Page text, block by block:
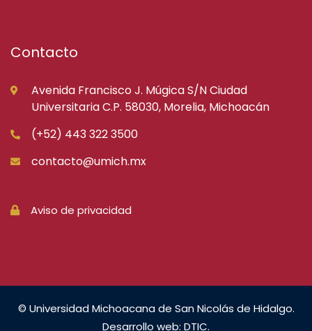
Contacto
Avenida Francisco J. Múgica S/N Ciudad
Universitaria C.P. 58030, Morelia, Michoacán
(+52) 443 322 3500
contacto@umich.mx
Aviso de privacidad
© Universidad Michoacana de San Nicolás de Hidalgo.
Desarrollo web: DTIC.